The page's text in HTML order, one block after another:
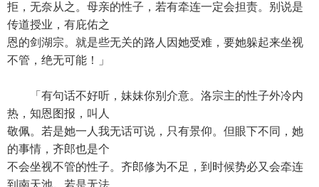
拒，无奈从之。母亲的性子，若有牵连一定会担责。别说是
传道授业，有庇佑之
恩的剑湖宗。就是些无关的路人因她受难，要她躲起来坐视
不管，绝无可能！」
「有句话不好听，妹妹你别介意。洛宗主的性子外冷内
热，知恩图报，叫人
敬佩。若是她一人我无话可说，只有景仰。但眼下不同，她
的事情，齐郎也是个
不会坐视不管的性子。齐郎修为不足，到时候势必又会牵连
到南天池。若是无法